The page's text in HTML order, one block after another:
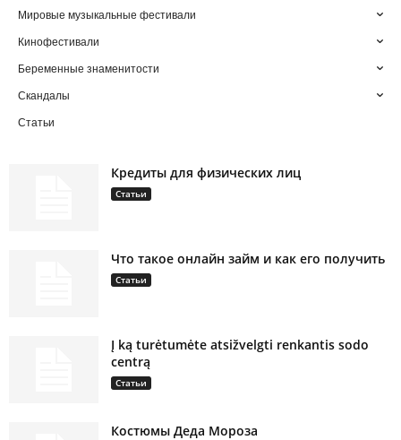
Мировые музыкальные фестивали
Кинофестивали
Беременные знаменитости
Скандалы
Статьи
Кредиты для физических лиц
Статьи
Что такое онлайн займ и как его получить
Статьи
Į ką turėtumėte atsižvelgti renkantis sodo
centrą
Статьи
Костюмы Деда Мороза